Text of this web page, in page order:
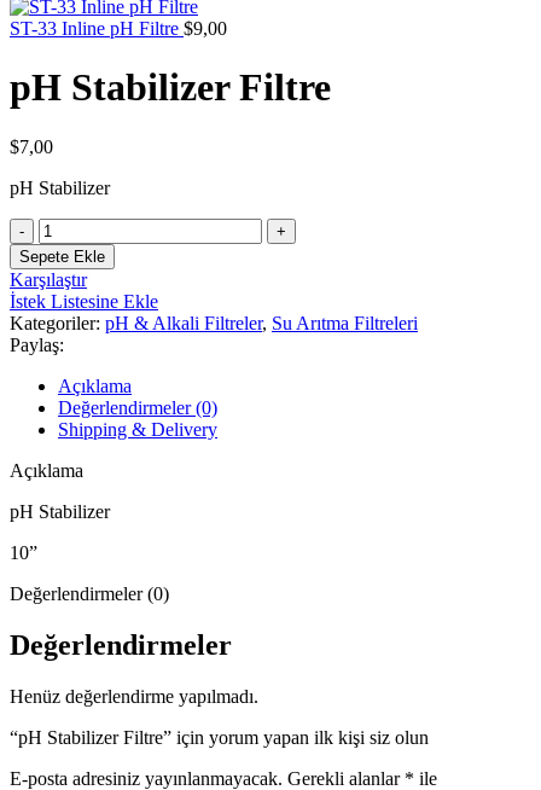
ST-33 Inline pH Filtre $9,00
pH Stabilizer Filtre
$7,00
pH Stabilizer
pH
Stabilizer
Filtre
adet
Sepete Ekle
Karşılaştır
İstek Listesine Ekle
Kategoriler: pH & Alkali Filtreler, Su Arıtma Filtreleri
Paylaş:
Açıklama
Değerlendirmeler (0)
Shipping & Delivery
Açıklama
pH Stabilizer
10”
Değerlendirmeler (0)
Değerlendirmeler
Henüz değerlendirme yapılmadı.
“pH Stabilizer Filtre” için yorum yapan ilk kişi siz olun
E-posta adresiniz yayınlanmayacak. Gerekli alanlar * ile